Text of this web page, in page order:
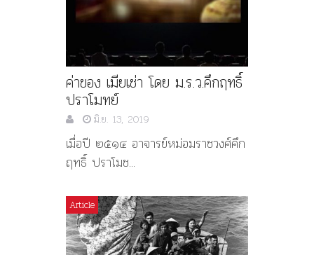
ค่าของ เมียเช่า โดย ม.ร.ว.คึกฤทธิ์
ปราโมทย์
มิ.ย. 13, 2019
เมื่อปี ๒๕๑๔ อาจารย์หม่อมราชวงศ์คึก
ฤทธิ์ ปราโมช...
Article